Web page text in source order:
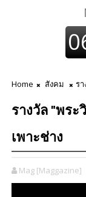
Home สังคม ร
รางวัล "พร
เพาะช่าง
Mag [Maggazine]